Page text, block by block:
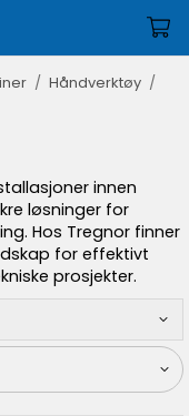
/ Håndverktøy /
innen
løsninger for
Hos Tregnor finner
for effektivt
prosjekter.